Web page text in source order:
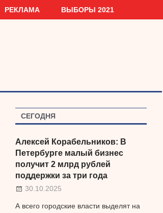
РЕКЛАМА ВЫБОРЫ 2021
СЕГОДНЯ
Алексей Корабельников: В
Петербурге малый бизнес
получит 2 млрд рублей
поддержки за три года
30.10.2025
А всего городские власти выделят на